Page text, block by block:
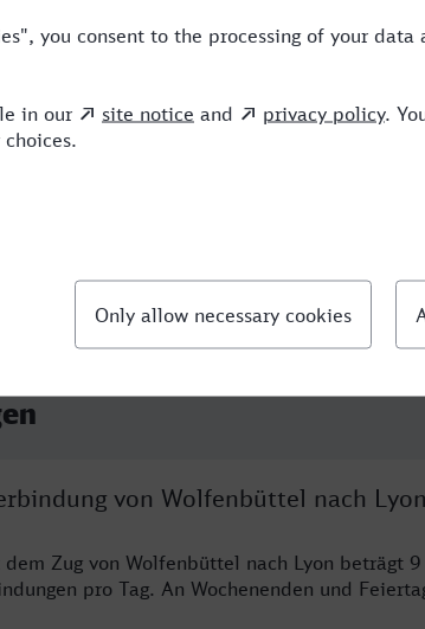
4
von Wolfenbüttel nach
Zug von Wolfenbüttel nach Lyon beträgt 9
pro Tag. An Wochenenden und